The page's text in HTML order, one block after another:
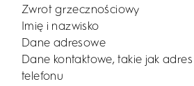
Zwrot grzecznościowy
Imię i nazwisko
Dane adresowe
Dane kontaktowe, takie jak
telefonu